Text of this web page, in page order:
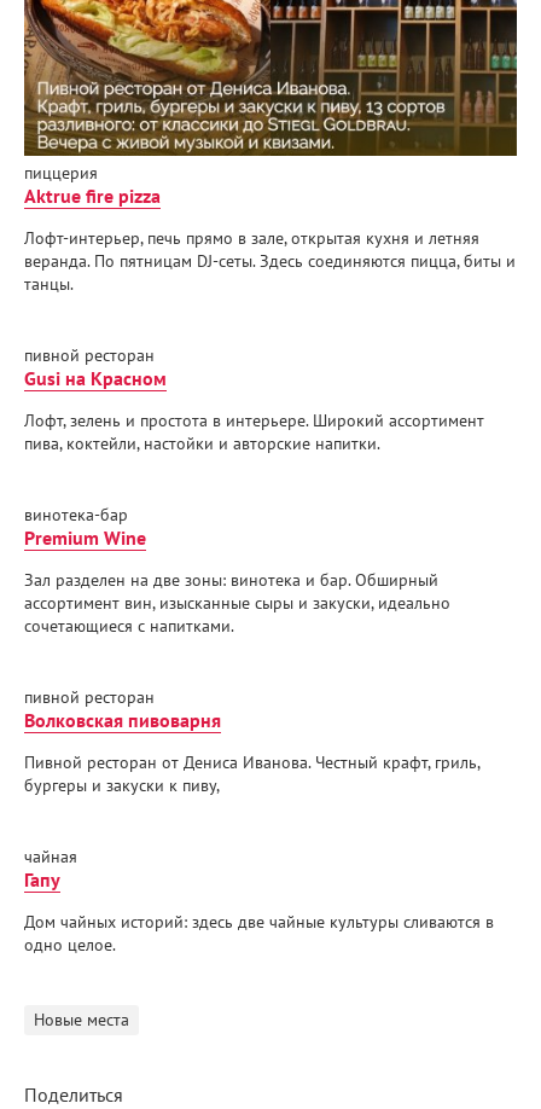
пиццерия
Aktrue fire pizza
Лофт-интерьер, печь прямо в зале, открытая кухня и летняя
веранда. По пятницам DJ-сеты. Здесь соединяются пицца, биты и
танцы.
пивной ресторан
Gusi на Красном
Лофт, зелень и простота в интерьере. Широкий ассортимент
пива, коктейли, настойки и авторские напитки.
винотека-бар
Premium Wine
Зал разделен на две зоны: винотека и бар. Обширный
ассортимент вин, изысканные сыры и закуски, идеально
сочетающиеся с напитками.
пивной ресторан
Волковская пивоварня
Пивной ресторан от Дениса Иванова. Честный крафт, гриль,
бургеры и закуски к пиву,
чайная
Гапу
Дом чайных историй: здесь две чайные культуры сливаются в
одно целое.
Новые места
Поделиться